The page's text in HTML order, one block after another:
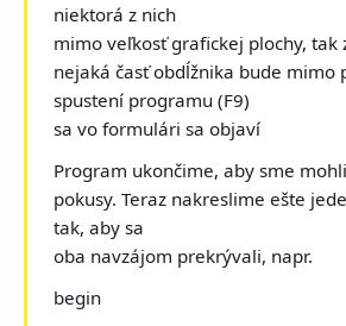
niektorá z nich
mimo veľkosť grafickej plochy, tak
nejaká časť obdĺžnika bude mimo
spustení programu (F9)
sa vo formulári sa objaví
Program ukončime, aby sme
pokusy. Teraz nakreslime ešte
tak, aby sa
oba navzájom prekrývali, napr.
begin